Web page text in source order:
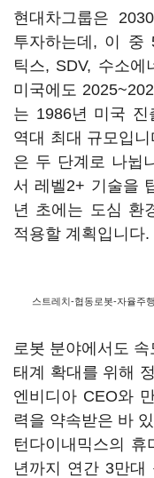
현대차그룹은
투자하는데, 이 중
틱스, SDV, 수소
미국에도
는 1986년 미국 진
역대 최대 규모입
은 두 단계로 나뉩
서 레벨2+ 기술을
년 초에는 도심 환
적용할 계획입니다.
스트레치-협동로봇-자율주
로봇 분야에서도
태계 확대를 위해
엔비디아 CEO와
력을 약속받은 바
턴다이내믹스의 휴
년까지 연간 3만대